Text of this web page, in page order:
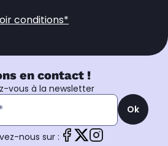
conditions*
en contact !
vous à la newsletter
Ok
nous sur :